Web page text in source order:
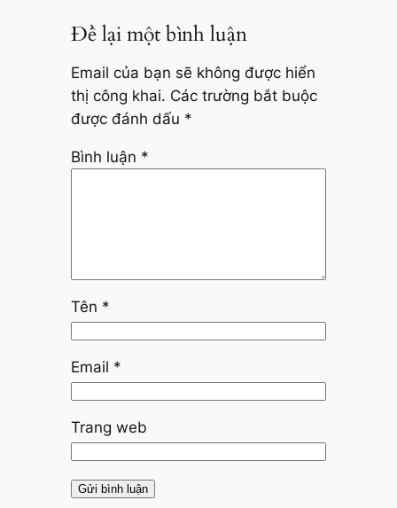
Để lại một bình luận
Email của bạn sẽ không được hiển
thị công khai. Các trường bắt buộc
được đánh dấu *
Bình luận *
Tên *
Email *
Trang web